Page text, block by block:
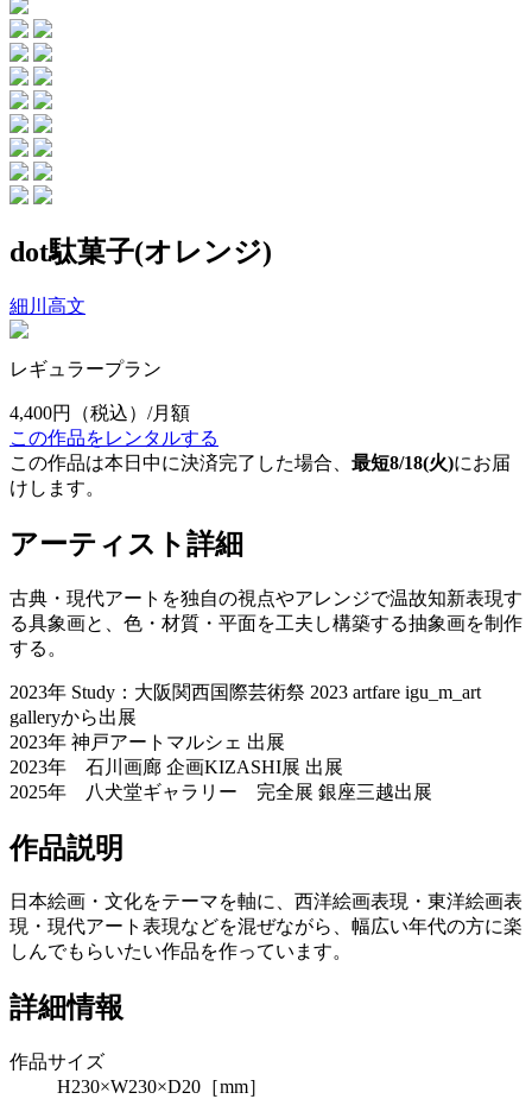
dot駄菓子(オレンジ)
細川高文
レギュラープラン
4,400円
（税込）/月額
この作品をレンタルする
この作品は本日中に決済完了した場合、 最短8/18(火)にお届
けします。
アーティスト詳細
古典・現代アートを独自の視点やアレンジで温故知新表現す
る具象画と、色・材質・平面を工夫し構築する抽象画を制作
する。
2023年 Study：大阪関西国際芸術祭 2023 artfare igu_m_art
galleryから出展
2023年 神戸アートマルシェ 出展
2023年 石川画廊 企画KIZASHI展 出展
2025年 八犬堂ギャラリー 完全展 銀座三越出展
作品説明
日本絵画・文化をテーマを軸に、西洋絵画表現・東洋絵画表
現・現代アート表現などを混ぜながら、幅広い年代の方に楽
しんでもらいたい作品を作っています。
詳細情報
作品サイズ
H230×W230×D20［mm］